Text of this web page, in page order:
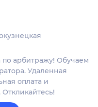
по арбитражу! Обучаем
Удаленная
оплата и